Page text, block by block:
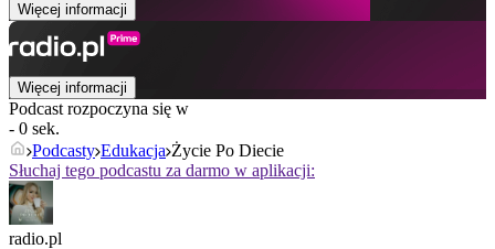
Więcej informacji
Więcej informacji
Podcast rozpoczyna się w
- 0 sek.
Podcasty Edukacja Życie Po Diecie
Słuchaj tego podcastu za darmo w aplikacji:
radio.pl